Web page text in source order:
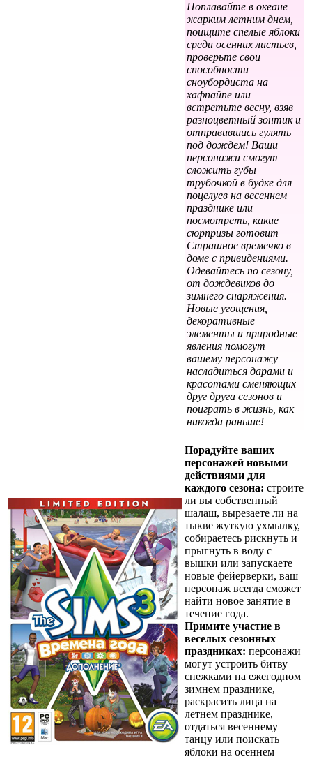
Поплавайте в океане
жарким летним днем,
поищите спелые яблоки
среди осенних листьев,
проверьте свои
способности
сноубордиста на
хафпайпе или
встретьте весну, взяв
разноцветный зонтик и
отправившись гулять
под дождем! Ваши
персонажи смогут
сложить губы
трубочкой в будке для
поцелуев на весеннем
празднике или
посмотреть, какие
сюрпризы готовит
Страшное времечко в
доме с привидениями.
Одевайтесь по сезону,
от дождевиков до
зимнего снаряжения.
Новые угощения,
декоративные
элементы и природные
явления помогут
вашему персонажу
насладиться дарами и
красотами сменяющих
друг друга сезонов и
поиграть в жизнь, как
никогда раньше!
Порадуйте ваших
персонажей новыми
действиями для
каждого сезона: строите
ли вы собственный
шалаш, вырезаете ли на
тыкве жуткую ухмылку,
собираетесь рискнуть и
прыгнуть в воду с
вышки или запускаете
новые фейерверки, ваш
персонаж всегда сможет
найти новое занятие в
течение года.
Примите участие в
веселых сезонных
праздниках: персонажи
могут устроить битву
снежками на ежегодном
зимнем празднике,
раскрасить лица на
летнем празднике,
отдаться весеннему
танцу или поискать
яблоки на осеннем